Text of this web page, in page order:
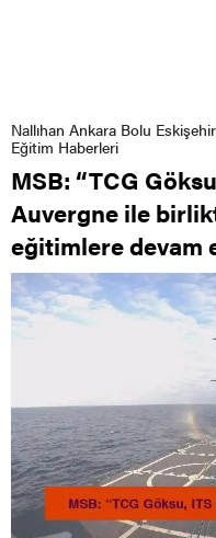
Nallıhan Ankara Bolu
Eğitim Haberleri
MSB: “TCG
Auvergne ile
eğitimlere devam